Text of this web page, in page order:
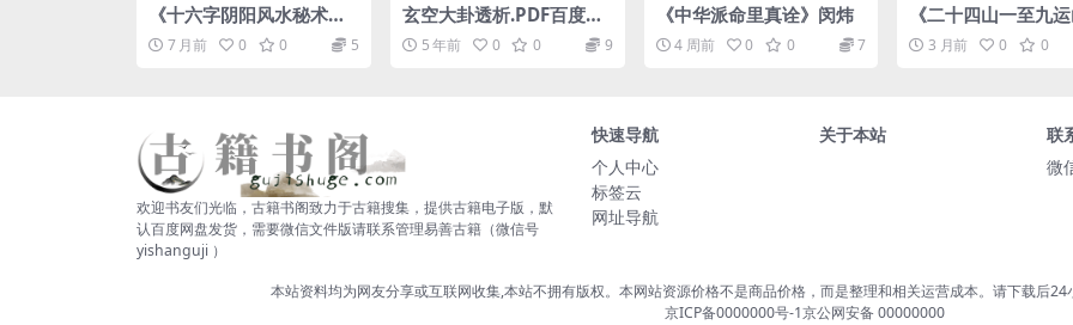
《十六字阴阳风水秘术
（全版详解）》48页
7 月前 0 0 5
玄空大卦透析.PDF百度网
盘资源下载！古籍网 古籍
书阁，国学资源网，易善
5 年前 0 0 9
《中华派命里真诠》闵炜
4 周前 0 0 7
《二十四山一至九
水运·挨星、水龙山
诀，邓海峰》
3 月前 0 0
欢迎书友们光临，古籍书阁致力于古籍搜集，提供古籍电子版，默
认百度网盘发货，需要微信文件版请联系管理易善古籍（微信号
yishanguji ）
快速导航
个人中心
标签云
网址导航
关于本站
联
微
本站资料均为网友分享或互联网收集,本站不拥有版权。本网站资源价格不是商品价格，而是整理和相关运营成本。请下载后
京ICP备0000000号-1京公网安备 00000000